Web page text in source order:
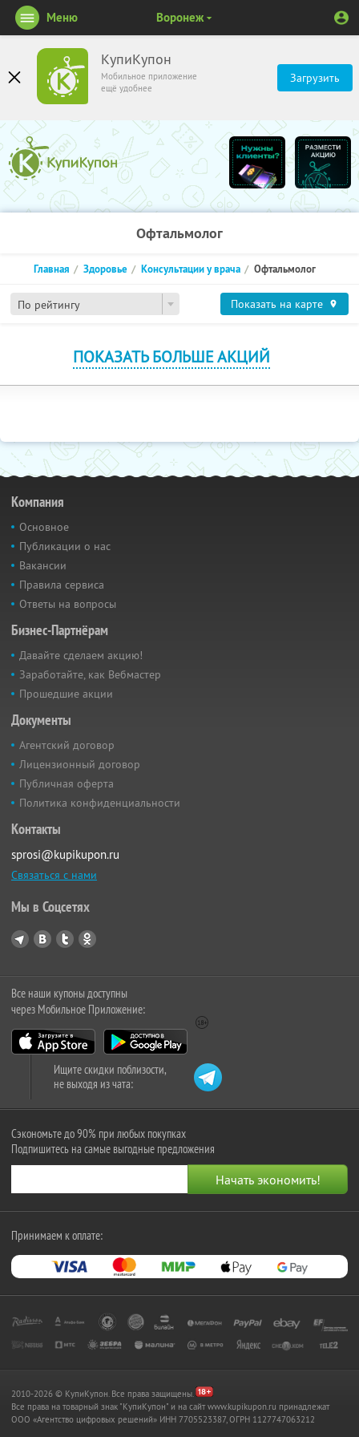
КупиКупон
Мобильное приложение
ещё удобнее
Загрузить
Меню Воронеж
Офтальмолог
По рейтингу
Главная Здоровье Консультации у врача Офтальмолог
Показать на карте
ПОКАЗАТЬ БОЛЬШЕ АКЦИЙ
Компания
Основное
Публикации о нас
Вакансии
Правила сервиса
Ответы на вопросы
Бизнес-Партнёрам
Давайте сделаем акцию!
Заработайте, как Вебмастер
Прошедшие акции
Документы
Агентский договор
Лицензионный договор
Публичная оферта
Политика конфиденциальности
Контакты
sprosi@kupikupon.ru
Связаться с нами
Мы в Соцсетях
Все наши купоны доступны
через Мобильное Приложение:
Ищите скидки поблизости,
не выходя из чата:
Сэкономьте до 90% при любых покупках
Подпишитесь на самые выгодные предложения
Принимаем к оплате:
2010-2026 © КупиКупон. Все права защищены.
Все права на товарный знак "КупиКупон" и на сайт www.kupikupon.ru принадлежат
OOO «Агентство цифровых решений» ИНН 7705523387, ОГРН 1127747063212